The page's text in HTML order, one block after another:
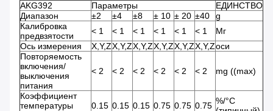
AKG392
Параметры
ЕДИНСТВО
Диапазон
±2 ±4 ±8 ± 10 ± 20 ±40
g
Калибровка
предвзятости
< 1 < 1 < 1 < 1 < 1 < 1
Мг
Ось измерения
X,Y,ZX,Y,ZX,Y,ZX,Y,ZX,Y,ZX,Y,Zоси
Повторяемость
включения/
выключения
питания
< 2 < 2 < 2 < 2 < 2 < 2 mg ((max)
Коэффициент
температуры
0.15 0.15 0.15 0.75 0.75 0.75 %/°C